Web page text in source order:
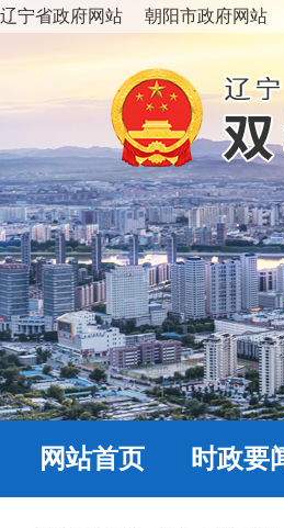
辽宁省政府网站 朝阳市政府网站
网站首页 时政要